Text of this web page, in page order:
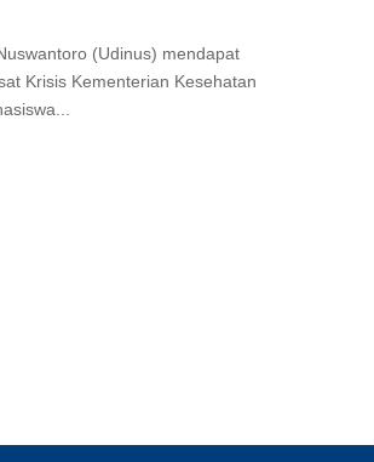
(Udinus) mendapat
Krisis Kementerian Kesehatan